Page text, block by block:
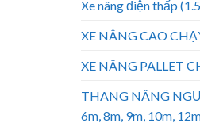
Xe nâng điện thấp
XE NÂNG CAO
XE NÂNG PALLET
THANG NÂNG
6m, 8m, 9m, 10m,